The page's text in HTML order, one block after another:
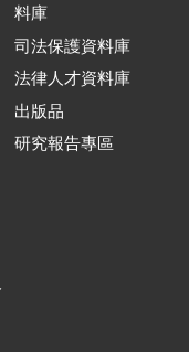
料庫
司法保護資料庫
法律人才資料庫
出版品
研究報告專區